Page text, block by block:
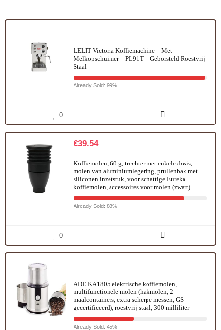
LELIT Victoria Koffiemachine – Met
Melkopschuimer – PL91T – Geborsteld Roestvrij
Staal
Already Sold: 99%
0
€39.54
Koffiemolen, 60 g, trechter met enkele dosis,
molen van aluminiumlegering, prullenbak met
siliconen inzetstuk, voor schattige Eureka
koffiemolen, accessoires voor molen (zwart)
Already Sold: 83%
0
ADE KA1805 elektrische koffiemolen,
multifunctionele molen (hakmolen, 2
maalcontainers, extra scherpe messen, GS-
gecertificeerd), roestvrij staal, 300 milliliter
Already Sold: 45%